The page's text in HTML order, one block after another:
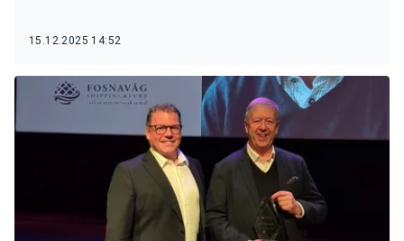
15.12.2025 14:52